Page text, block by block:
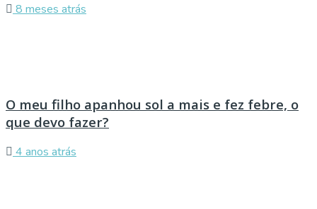
8 meses atrás
O meu filho apanhou sol a mais e fez febre, o
que devo fazer?
4 anos atrás